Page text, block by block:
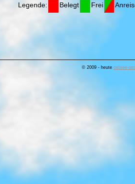
Legende: Belegt Frei
© 2009 - heute ostsee-